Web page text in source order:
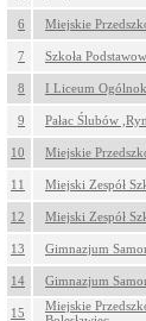
6 Miejskie
7 Szkoła
8 I Liceum
9 Pałac Ślubów
10 Miejskie
11 Miejski Zespół
12 Miejski Zespół
13 Gimnazjum
14 Gimnazjum
15
Miejskie